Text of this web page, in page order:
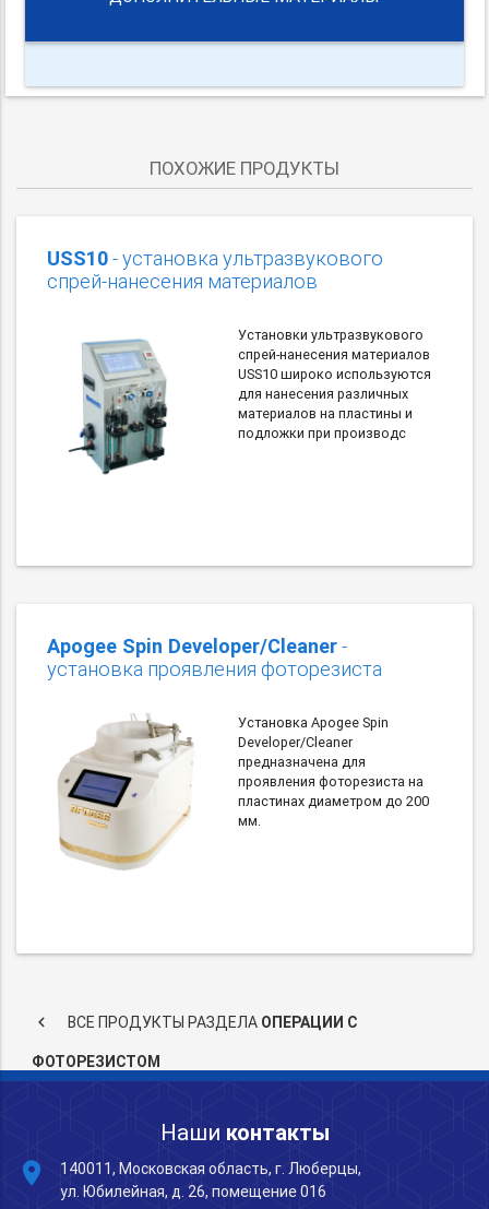
ПОХОЖИЕ ПРОДУКТЫ
USS10- установка ультразвукового
спрей-нанесения материалов
Установки ультразвукового
спрей-нанесения материалов
USS10 широко используются
для нанесения различных
материалов на пластины и
подложки при производс
Apogee Spin Developer/Cleaner-
установка проявления фоторезиста
Установка Apogee Spin
Developer/Cleaner
предназначена для
проявления фоторезиста на
пластинах диаметром до 200
мм.
keyboard_arrow_left ВСЕ ПРОДУКТЫ РАЗДЕЛА ОПЕРАЦИИ С
ФОТОРЕЗИСТОМ
Наши контакты
place
140011, Московская область, г. Люберцы,
ул. Юбилейная, д. 26, помещение 016